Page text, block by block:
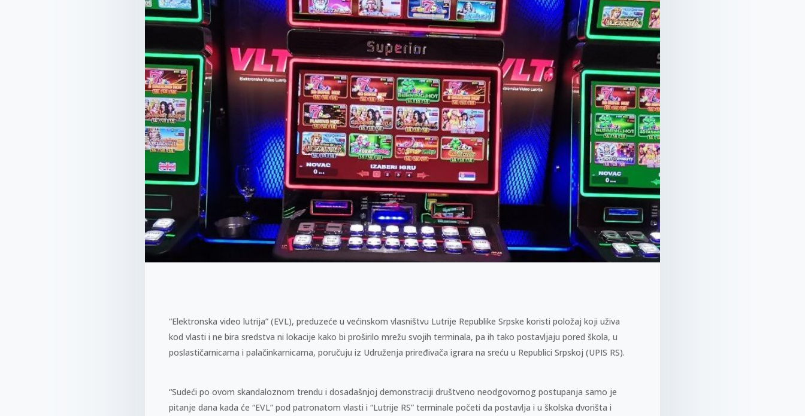
“Elektronska video lutrija” (EVL), preduzeće u većinskom vlasništvu Lutrije Republike Srpske koristi položaj koji uživa
kod vlasti i ne bira sredstva ni lokacije kako bi proširilo mrežu svojih terminala, pa ih tako postavljaju pored škola, u
poslastičarnicama i palačinkarnicama, poručuju iz Udruženja priređivača igrara na sreću u Republici Srpskoj (UPIS RS).
“Sudeći po ovom skandaloznom trendu i dosadašnjoj demonstraciji društveno neodgovornog postupanja samo je
pitanje dana kada će “EVL” pod patronatom vlasti i “Lutrije RS” terminale početi da postavlja i u školska dvorišta i